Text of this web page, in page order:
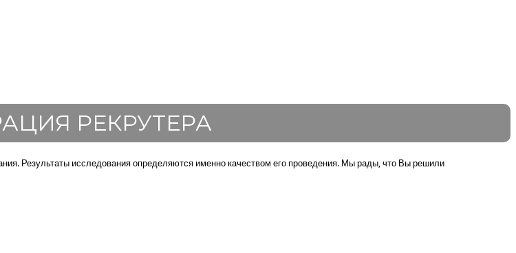
РЕКРУТЕРА
Результаты исследования определяются именно качеством его проведения. Мы рады, что Вы решили